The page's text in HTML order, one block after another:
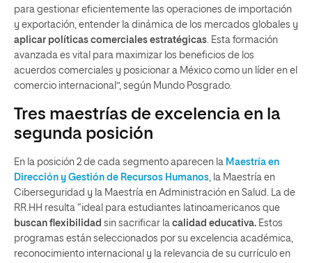
para gestionar eficientemente las operaciones de importación
y exportación, entender la dinámica de los mercados globales y
aplicar políticas comerciales estratégicas . Esta formación
avanzada es vital para maximizar los beneficios de los
acuerdos comerciales y posicionar a México como un líder en el
comercio internacional”, según Mundo Posgrado.
Tres maestrías de excelencia en la
segunda posición
En la posición 2 de cada segmento aparecen la Maestría en
Dirección y Gestión de Recursos Humanos , la Maestría en
Ciberseguridad y la Maestría en Administración en Salud. La de
RR.HH resulta “ideal para estudiantes latinoamericanos que
buscan flexibilidad sin sacrificar la calidad educativa. Estos
programas están seleccionados por su excelencia académica,
reconocimiento internacional y la relevancia de su currículo en